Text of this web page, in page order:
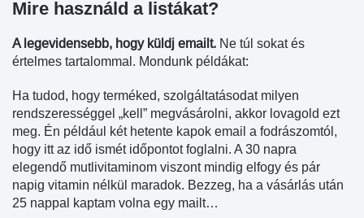
Mire használd a listákat?
A legevidensebb, hogy küldj emailt. Ne túl sokat és
értelmes tartalommal. Mondunk példákat:
Ha tudod, hogy terméked, szolgáltatásodat milyen
rendszerességgel „kell” megvásárolni, akkor lovagold ezt
meg. Én például két hetente kapok email a fodrászomtól,
hogy itt az idő ismét időpontot foglalni. A 30 napra
elegendő mutlivitaminom viszont mindig elfogy és pár
napig vitamin nélkül maradok. Bezzeg, ha a vásárlás után
25 nappal kaptam volna egy mailt…